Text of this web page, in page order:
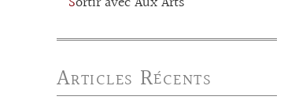
Articles Récents